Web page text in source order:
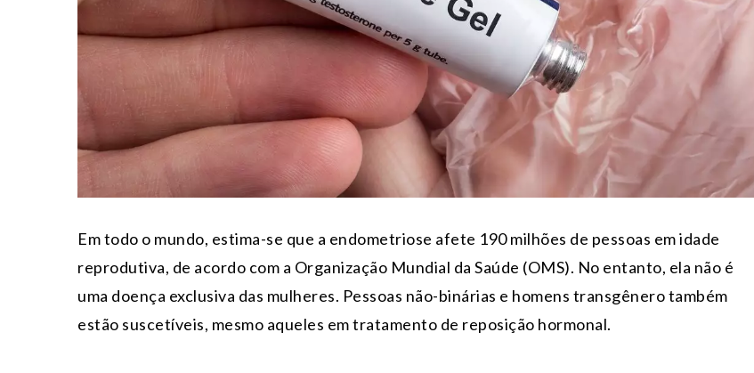
Em todo o mundo, estima-se que a endometriose afete 190 milhões de pessoas em idade
reprodutiva, de acordo com a Organização Mundial da Saúde (OMS). No entanto, ela não é
uma doença exclusiva das mulheres. Pessoas não-binárias e homens transgênero também
estão suscetíveis, mesmo aqueles em tratamento de reposição hormonal.